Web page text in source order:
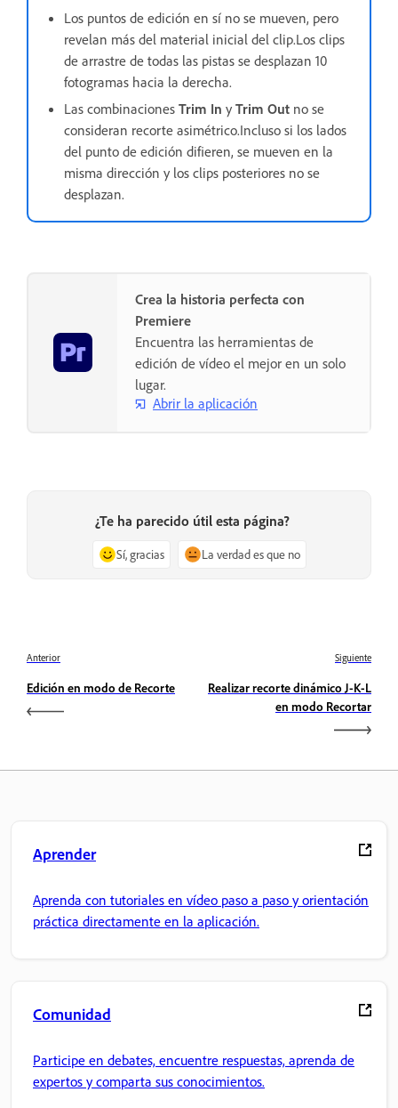
Los puntos de edición en sí no se mueven, pero
revelan más del material inicial del clip.Los clips
de arrastre de todas las pistas se desplazan 10
fotogramas hacia la derecha.
Las combinaciones Trim In y Trim Out no se
consideran recorte asimétrico.Incluso si los lados
del punto de edición difieren, se mueven en la
misma dirección y los clips posteriores no se
desplazan.
Crea la historia perfecta con
Premiere
Encuentra las herramientas de
edición de vídeo el mejor en un solo
lugar.
Abrir la aplicación
¿Te ha parecido útil esta página?
Sí, gracias La verdad es que no
Anterior
Edición en modo de Recorte
Siguiente
Realizar recorte dinámico J-K-L
en modo Recortar
Aprender
Aprenda con tutoriales en vídeo paso a paso y orientación
práctica directamente en la aplicación.
Comunidad
Participe en debates, encuentre respuestas, aprenda de
expertos y comparta sus conocimientos.